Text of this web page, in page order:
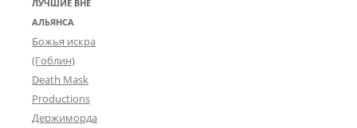
ЛУЧШИЕ ВНЕ
АЛЬЯНСА
Божья искра
(Гоблин)
Death Mask
Productions
Держиморда